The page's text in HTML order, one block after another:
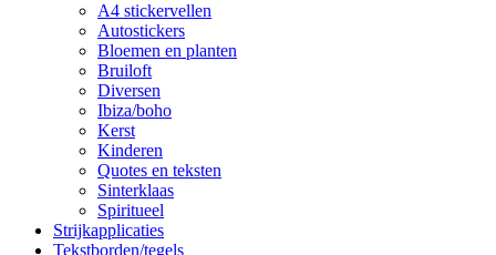
A4 stickervellen
Autostickers
Bloemen en planten
Bruiloft
Diversen
Ibiza/boho
Kerst
Kinderen
Quotes en teksten
Sinterklaas
Spiritueel
Strijkapplicaties
Tekstborden/tegels